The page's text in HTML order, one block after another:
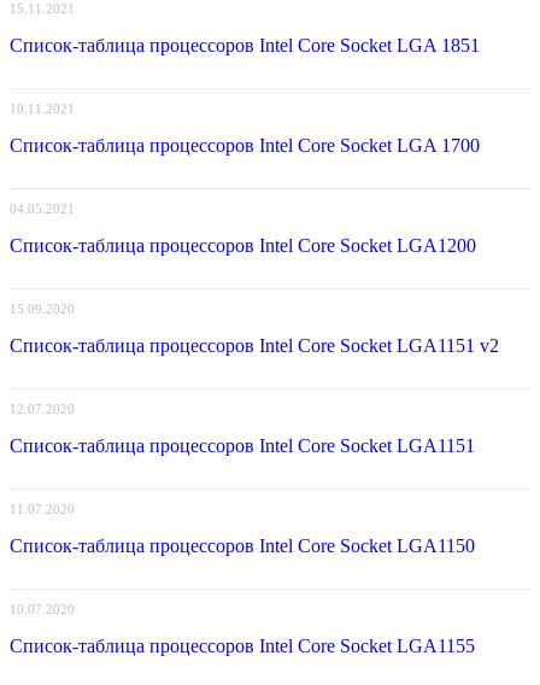
15.11.2021
Список-таблица процессоров Intel Core Socket LGA 1851
10.11.2021
Список-таблица процессоров Intel Core Socket LGA 1700
04.05.2021
Список-таблица процессоров Intel Core Socket LGA1200
15.09.2020
Список-таблица процессоров Intel Core Socket LGA1151 v2
12.07.2020
Список-таблица процессоров Intel Core Socket LGA1151
11.07.2020
Список-таблица процессоров Intel Core Socket LGA1150
10.07.2020
Список-таблица процессоров Intel Core Socket LGA1155